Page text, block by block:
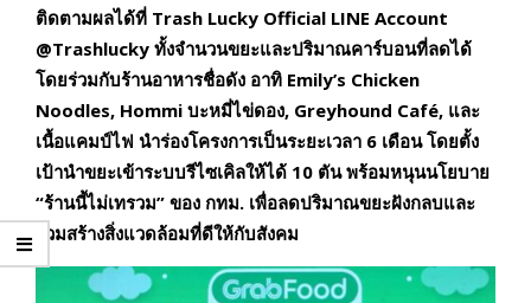
ติดตามผลได้ที่ Trash Lucky Official LINE Account
@Trashlucky ทั้งจำนวนขยะและปริมาณคาร์บอนที่ลดได้
โดยร่วมกับร้านอาหารชื่อดัง อาทิ Emily’s Chicken
Noodles, Hommi บะหมี่ไข่ดอง, Greyhound Café, และ
เนื้อแคมป์ไฟ นำร่องโครงการเป็นระยะเวลา 6 เดือน โดยตั้ง
เป้านำขยะเข้าระบบรีไซเคิลให้ได้ 10 ตัน พร้อมหนุนนโยบาย
“ร้านนี้ไม่เทรวม” ของ กทม. เพื่อลดปริมาณขยะฝังกลบและ
ร่วมสร้างสิ่งแวดล้อมที่ดีให้กับสังคม